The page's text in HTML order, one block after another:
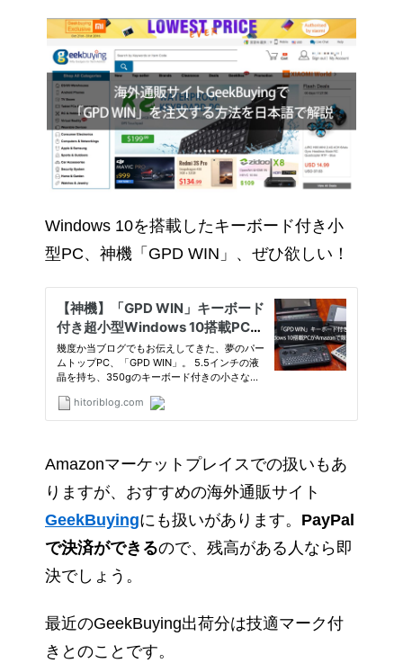
Windows 10を搭載したキーボード付き小
型PC、神機「GPD WIN」、ぜひ欲しい！
Amazonマーケットプレイスでの扱いもあ
りますが、おすすめの海外通販サイト
GeekBuyingにも扱いがあります。 PayPal
で決済ができるので、残高がある人なら即
決でしょう。
最近のGeekBuying出荷分は技適マーク付
きとのことです。